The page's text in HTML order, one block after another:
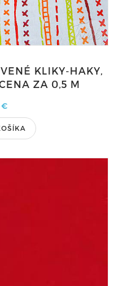
KLIKY-HAKY,
ZA 0,5 M
€